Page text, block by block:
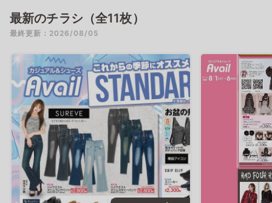
最新のチラシ（全11枚）
最終更新：2026/08/05